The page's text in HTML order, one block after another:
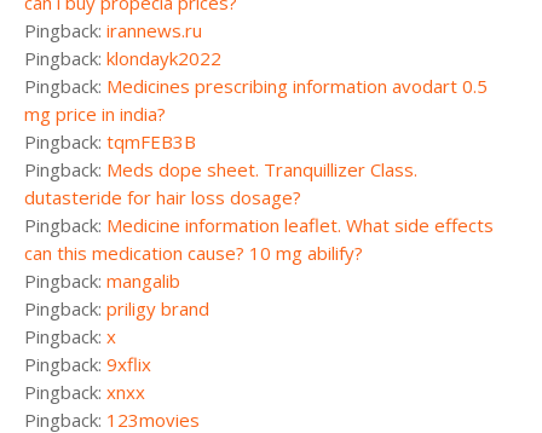
Pingback: irannews.ru
Pingback: klondayk2022
Pingback: Medicines prescribing information avodart 0.5
mg price in india?
Pingback: tqmFEB3B
Pingback: Meds dope sheet. Tranquillizer Class.
dutasteride for hair loss dosage?
Pingback: Medicine information leaflet. What side effects
can this medication cause? 10 mg abilify?
Pingback: mangalib
Pingback: priligy brand
Pingback: x
Pingback: 9xflix
Pingback: xnxx
Pingback: 123movies